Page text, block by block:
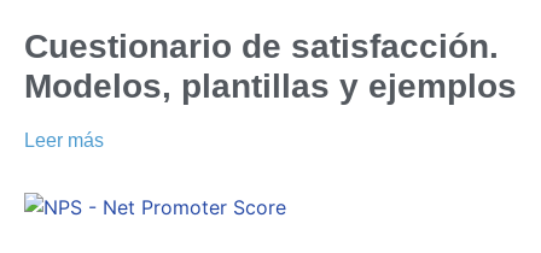
Cuestionario de satisfacción.
Modelos, plantillas y ejemplos
Leer más